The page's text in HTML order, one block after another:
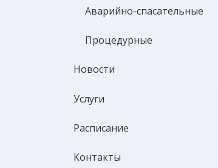
Аварийно-спасательные
Процедурные
Новости
Услуги
Расписание
Контакты